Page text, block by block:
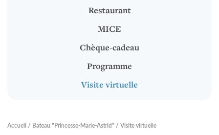
Stations "RentaBike"
Restaurant
MICE
Chèque-cadeau
Programme
Visite virtuelle
Accueil Bateau "Princesse-Marie-Astrid" Visite virtuelle